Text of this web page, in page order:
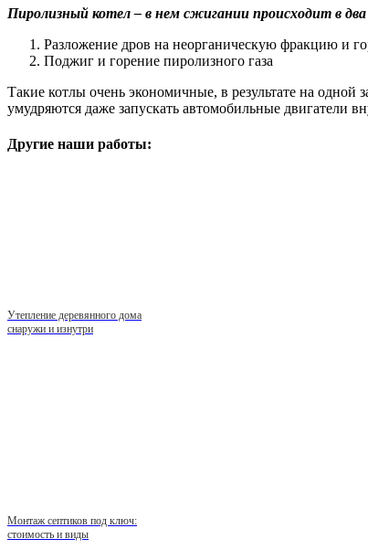
Пиролизный котел – в нем сжигании происходит в
Разложение дров на неорганическую фракцию и
Поджиг и горение пиролизного газа
Такие котлы очень экономичные, в результате на
умудряются даже запускать автомобильные двигатели
Другие наши работы:
Утепление деревянного дома
снаружи и изнутри
Монтаж септиков под ключ:
стоимость и виды